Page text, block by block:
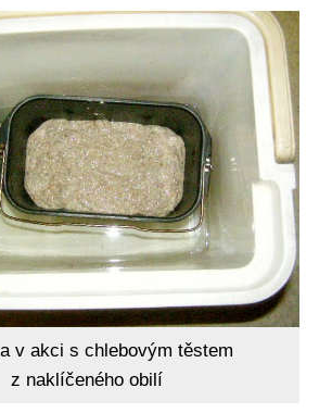
v akci s chlebovým těstem
z naklíčeného obilí